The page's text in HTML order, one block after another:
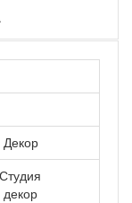
Декор
декор